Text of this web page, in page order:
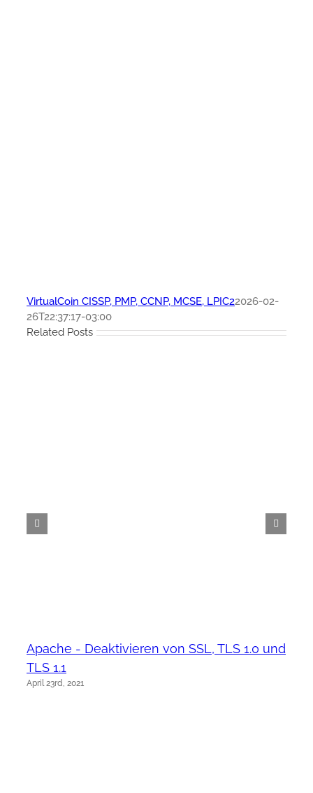
VirtualCoin CISSP, PMP, CCNP, MCSE, LPIC22026-02-
26T22:37:17-03:00
Related Posts
Apache - Deaktivieren von SSL, TLS 1.0 und
TLS 1.1
April 23rd, 2021